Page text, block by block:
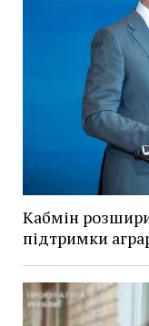
Кабмін
підтримки